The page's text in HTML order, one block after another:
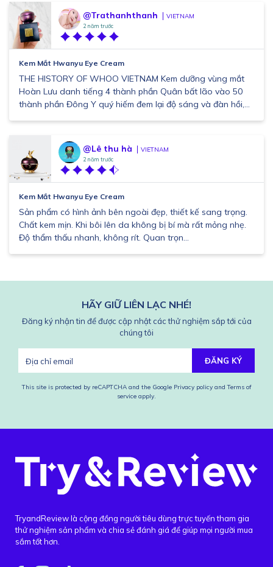
@Trathanhthanh VIETNAM
2 năm trước
Kem Mắt Hwanyu Eye Cream
THE HISTORY OF WHOO VIETNAM Kem dưỡng vùng mắt
Hoàn Lưu danh tiếng 4 thành phần Quân bất lão vào 50
thành phần Đông Y quý hiếm đem lại độ sáng và đàn hồi,...
@Lê thu hà VIETNAM
2 năm trước
Kem Mắt Hwanyu Eye Cream
Sản phẩm có hình ảnh bên ngoài đẹp, thiết kế sang trọng.
Chất kem mịn. Khi bôi lên da không bị bí mà rất mỏng nhẹ.
Độ thẩm thấu nhanh, không rít. Quan trọn...
HÃY GIỮ LIÊN LẠC NHÉ!
Đăng ký nhận tin để được cập nhật các thử nghiệm sắp tới của
chúng tôi
ĐĂNG KÝ
This site is protected by reCAPTCHA and the Google Privacy policy and Terms of
service apply.
TryandReview là cộng đồng người tiêu dùng trực tuyến tham gia
thử nghiệm sản phẩm và chia sẻ đánh giá để giúp mọi người mua
sắm tốt hơn.